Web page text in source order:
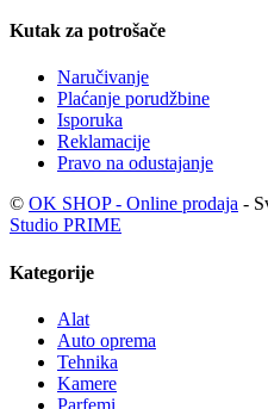
Kutak za potrošače
Naručivanje
Plaćanje porudžbine
Isporuka
Reklamacije
Pravo na odustajanje
© OK SHOP - Online prodaja -
Studio PRIME
Kategorije
Alat
Auto oprema
Tehnika
Kamere
Parfemi